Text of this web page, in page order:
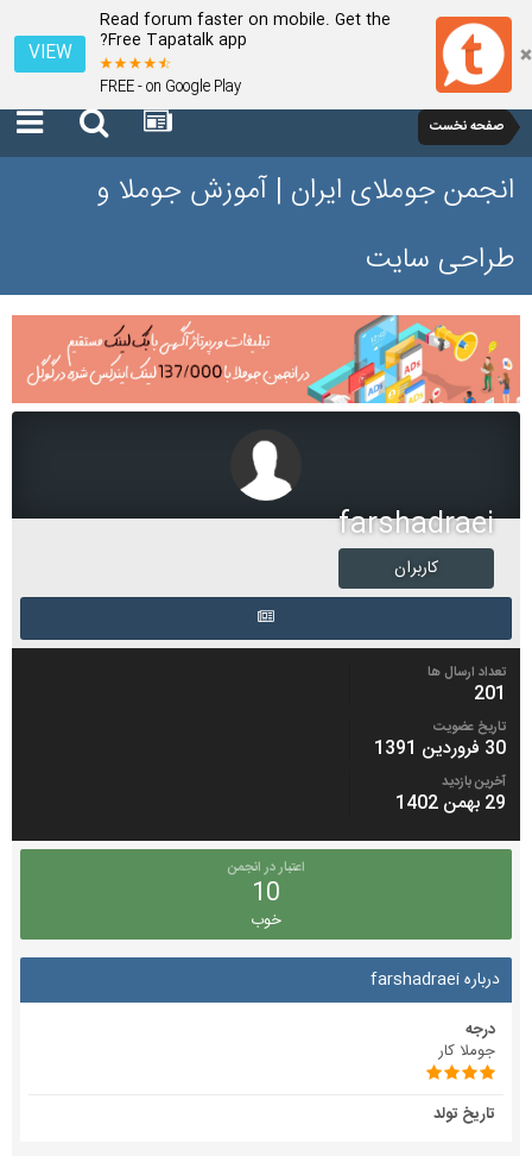
Read forum faster on mobile. Get the
Free Tapatalk app?
FREE - on Google Play
VIEW
صفحه نخست
انجمن جوملای ایران | آموزش جوملا و
طراحی سایت
farshadraei
کاربران
تعداد ارسال ها
201
تاریخ عضویت
30 فروردین 1391
آخرین بازدید
29 بهمن 1402
اعتبار در انجمن
10
خوب
درباره farshadraei
درجه
جوملا کار
تاریخ تولد